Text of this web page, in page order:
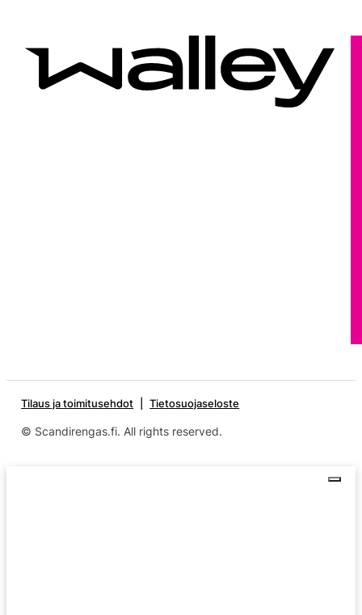
Tilaus ja toimitusehdot Tietosuojaseloste
© Scandirengas.fi. All rights reserved.